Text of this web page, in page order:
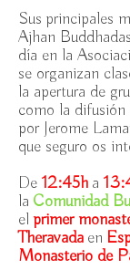
Sus principales
Ajhan
día en la
se organizan
la apertura de
como la
por Jerome
que seguro os
De 12:45h a
la Comunidad
el primer
Theravada en
Monasterio de